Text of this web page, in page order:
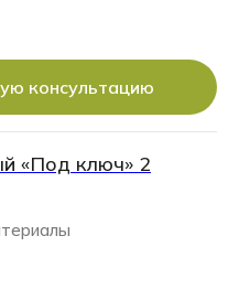
консультацию
«Под ключ» 2